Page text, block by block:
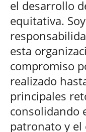
el desarrollo
equitativa.
esta
compromiso
realizado
principales
consolidando
patronato y el